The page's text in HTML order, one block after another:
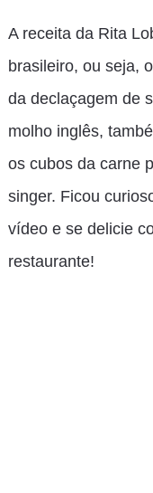
A receita da Rita
brasileiro, ou seja,
da declaçagem de
molho inglês,
os cubos da carne
singer. Ficou
vídeo e se delicie
restaurante!